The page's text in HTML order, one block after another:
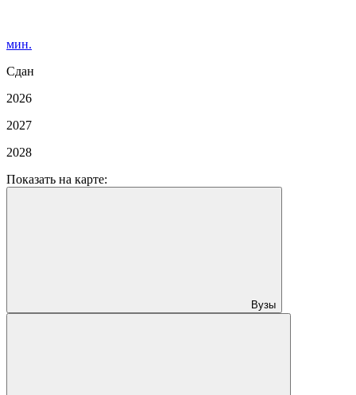
мин.
Сдан
2026
2027
2028
Показать на карте:
Вузы